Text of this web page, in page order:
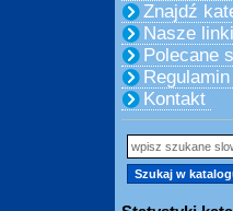
Znajdź
Nasze linki
Polecane
Regulamin
Kontakt